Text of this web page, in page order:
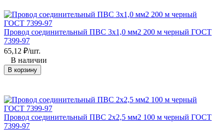
Провод соединительный ПВС 3x1,0 мм2 200 м черный ГОСТ
7399-97
65,12 ₽/шт.
В наличии
В корзину
Провод соединительный ПВС 2х2,5 мм2 100 м черный ГОСТ
7399-97